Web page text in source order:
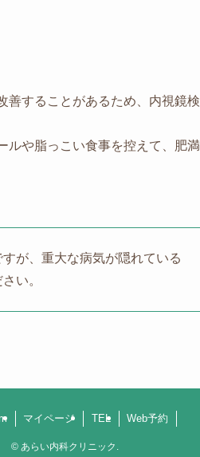
することがあるため、内視鏡検
や脂っこい食事を控えて、肥満
が、重大な病気が隠れている
い。
マイページ TEL Web予約
©あらい内科クリニック.